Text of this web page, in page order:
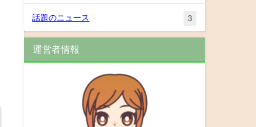
話題のニュース 3
運営者情報